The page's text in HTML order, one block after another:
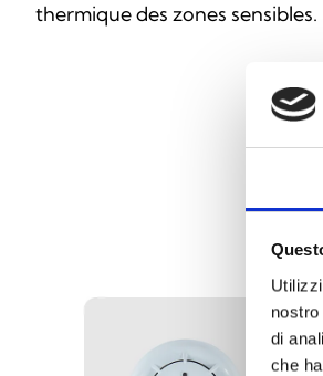
di
che
thermique des zones sensibles.